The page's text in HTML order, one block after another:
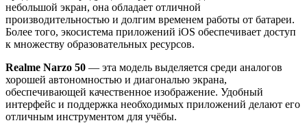
небольшой экран, она обладает отличной
производительностью и долгим временем работы от батареи.
Более того, экосистема приложений iOS обеспечивает доступ
к множеству образовательных ресурсов.
Realme Narzo 50 — эта модель выделяется среди аналогов
хорошей автономностью и диагональю экрана,
обеспечивающей качественное изображение. Удобный
интерфейс и поддержка необходимых приложений делают его
отличным инструментом для учёбы.